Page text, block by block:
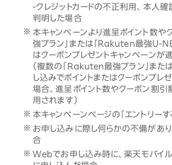
-クレジットカードの不正利用、本人
判明した場合
本キャンペーンより進呈ポイント数
強プラン」または「Rakuten最強U-
はクーポンプレゼントキャンペーンが
（複数の「Rakuten最強プラン」ま
し込みでポイントまたはクーポンプレ
場合、進呈ポイント数やクーポン割
用されます）
本キャンペーンページの「エントリー
お申し込みに際し何らかの不備があ
合
Webでお申し込み時に、楽天モバイ